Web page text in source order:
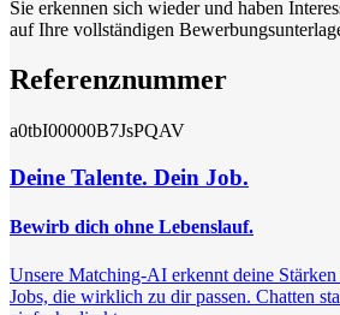
Sie erkennen sich wieder und haben
auf Ihre vollständigen
Referenznummer
a0tbI00000B7JsPQAV
Deine Talente. Dein Job.
Bewirb dich ohne Lebenslauf.
Unsere Matching-AI erkennt deine
Jobs, die wirklich zu dir passen. Chatten